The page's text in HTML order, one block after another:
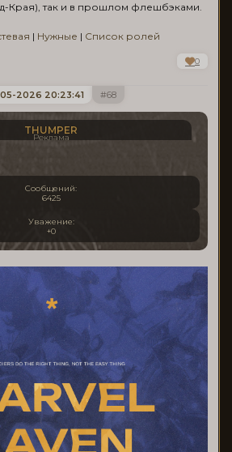
Края), так и в прошлом флешбэками.
| Нужные | Список ролей
0
68
2026 20:23:41
THUMPER
Реклама
Сообщений:
6425
Уважение:
+0